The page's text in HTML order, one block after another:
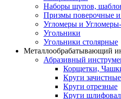
Наборы щупов,
Призмы поверочные и
Угломеры и
Угольники
Угольники столярные
Металлообрабатывающий
Абразивный
Корщетки,
Круги
Круги отрезные
Круги